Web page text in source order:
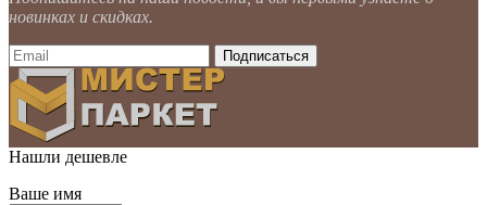
новинках и скидках.
Нашли дешевле
Ваше имя